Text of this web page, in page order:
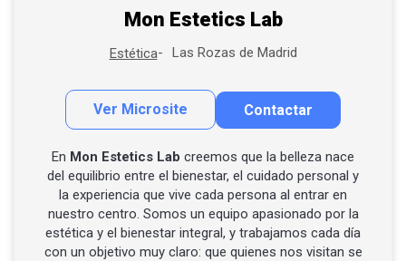
Mon Estetics Lab
Estética Las Rozas de Madrid
Ver Microsite Contactar
Contactar por correo
En Mon Estetics Lab creemos que la belleza nace
del equilibrio entre el bienestar, el cuidado personal y
la experiencia que vive cada persona al entrar en
nuestro centro. Somos un equipo apasionado por la
estética y el bienestar integral, y trabajamos cada día
con un objetivo muy claro: que quienes nos visitan se